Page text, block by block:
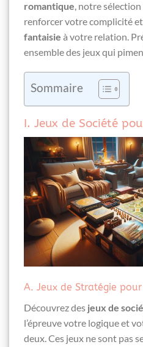
romantique , notre
renforcer votre complicité
fantaisie à votre relation.
ensemble des jeux qui
Sommaire
I. Jeux de Société
A. Jeux de Stratégie
Découvrez des jeux de
l’épreuve votre logique et
deux. Ces jeux ne sont pas